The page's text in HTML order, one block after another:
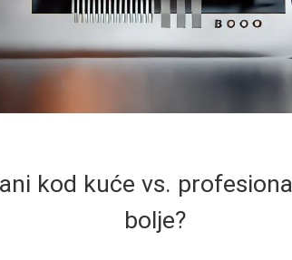
kod kuće vs.
bolje?